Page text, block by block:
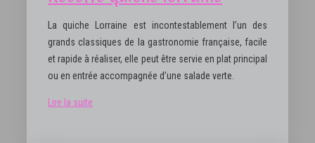
La quiche Lorraine est incontestablement l’un des
grands classiques de la gastronomie française, facile
et rapide à réaliser, elle peut être servie en plat principal
ou en entrée accompagnée d’une salade verte.
Lire la suite